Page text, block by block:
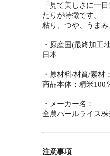
「見て美しさに一
たりが特徴です。
粘り、つや、うま
・原産国(最終加工
日本
・原材料/材質/素材：
商品本体：精米100
・メーカー名：
全農パールライス株
注意事項